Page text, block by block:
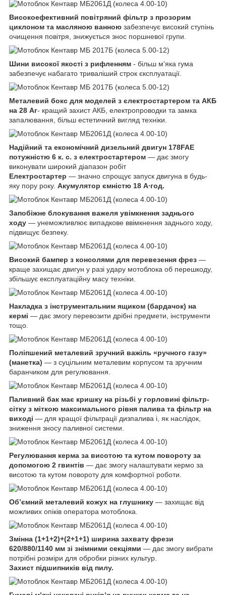
Високоефективний повітряний фільтр з прозорим
циклоном та масляною ванною забезпечує високий ступінь
очищення повітря, знижується знос поршневої групи.
Шини високої якості з рифленням - більш м'яка гума
забезпечує набагато триваліший строк єксплуатації.
Металевий бокс для моделей з єлектростартером та АКБ
на 28 Аг- кращий захист АКБ, електропроводки та замка
запалювання, більш естетичний вигляд техніки.
Надійний та економічний дизельний двигун 178FAЕ
потужністю 6 к. с. з електростартером — дає змогу
виконувати широкий діапазон робіт
Електростартер — значно спрощує запуск двигуна в будь-
яку пору року. Акумулятор ємністю 18 А∙год.
Запобіжне блокування важеля увімкнення заднього
ходу — унеможливлює випадкове ввімкнення заднього ходу,
підвищує безпеку.
Високий бампер з консолями для перевезення фрез —
краще захищає двигун у разі удару мотоблока об перешкоду,
збільшує експлуатаційну масу техніки.
Накладка з інструментальним ящиком (бардачок) на
кермі — дає змогу перевозити дрібні предмети, інструменти
тощо.
Поліпшений металевий зручний важіль «ручного газу»
(манетка) — з суцільним металевим корпусом та зручним
баранчиком для регулювання.
Паливний бак має кришку на різьбі у горловині фільтр-
сітку з міткою максимального рівня палива та фільтр на
виході — для кращої фільтрації дизпалива і, як наслідок,
зниження зносу паливної системи.
Регулювання керма за висотою та кутом повороту за
допомогою 2 гвинтів — дає змогу налаштувати кермо за
висотою та кутом повороту для комфортної роботи.
Об’ємний металевий кожух на глушнику — захищає від
можливих опіків оператора мотоблока.
Змінна (1+1+2)+(2+1+1) ширина захвату фрези
620/880/1140 мм зі знімними секціями — дає змогу вибрати
потрібні розміри для обробки різних культур.
Захист підшипників від пилу.